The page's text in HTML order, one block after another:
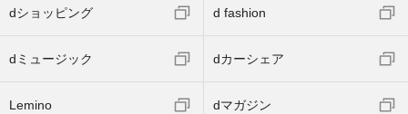
dショッピング d fashion
dミュージック dカーシェア
Lemino dマガジン